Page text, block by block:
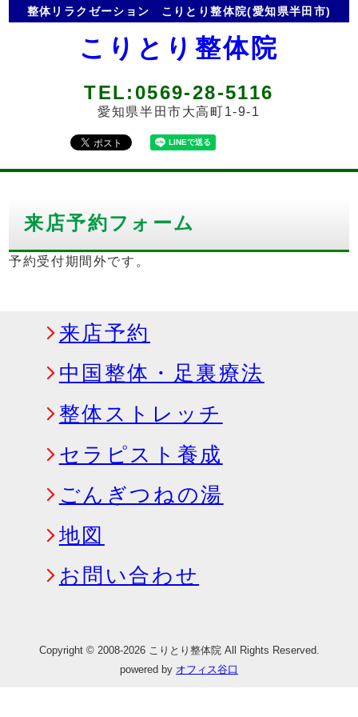
整体リラクゼーション こりとり整体院(愛知県半田市)
こりとり整体院
TEL:0569-28-5116
愛知県半田市大高町1-9-1
来店予約フォーム
予約受付期間外です。
来店予約
中国整体・足裏療法
整体ストレッチ
セラピスト養成
ごんぎつねの湯
地図
お問い合わせ
Copyright © 2008-2026 こりとり整体院 All Rights Reserved.
powered by オフィス谷口